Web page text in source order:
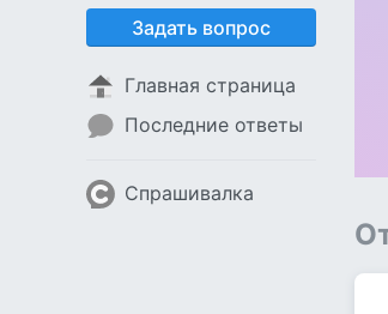
Задать вопрос
Главная страница
Последние ответы
Спрашивалка